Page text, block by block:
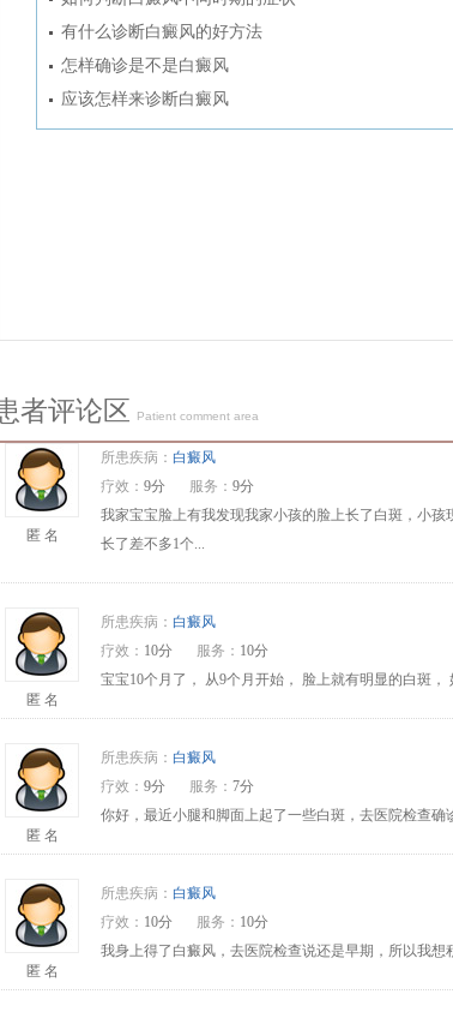
有什么诊断白癜风的好方法
怎样确诊是不是白癜风
应该怎样来诊断白癜风
者评论区 Patient comment area
匿 名
所患疾病： 白癜风
疗效： 9分 服务： 9分
我家宝宝脸上有我发现我家小孩的脸上长了白斑，小
长了差不多1个...
匿 名
所患疾病： 白癜风
疗效： 10分 服务： 10分
宝宝10个月了， 从9个月开始， 脸上就有明显的白斑
匿 名
所患疾病： 白癜风
疗效： 9分 服务： 7分
你好，最近小腿和脚面上起了一些白斑，去医院检查
匿 名
所患疾病： 白癜风
疗效： 10分 服务： 10分
我身上得了白癜风，去医院检查说还是早期，所以我